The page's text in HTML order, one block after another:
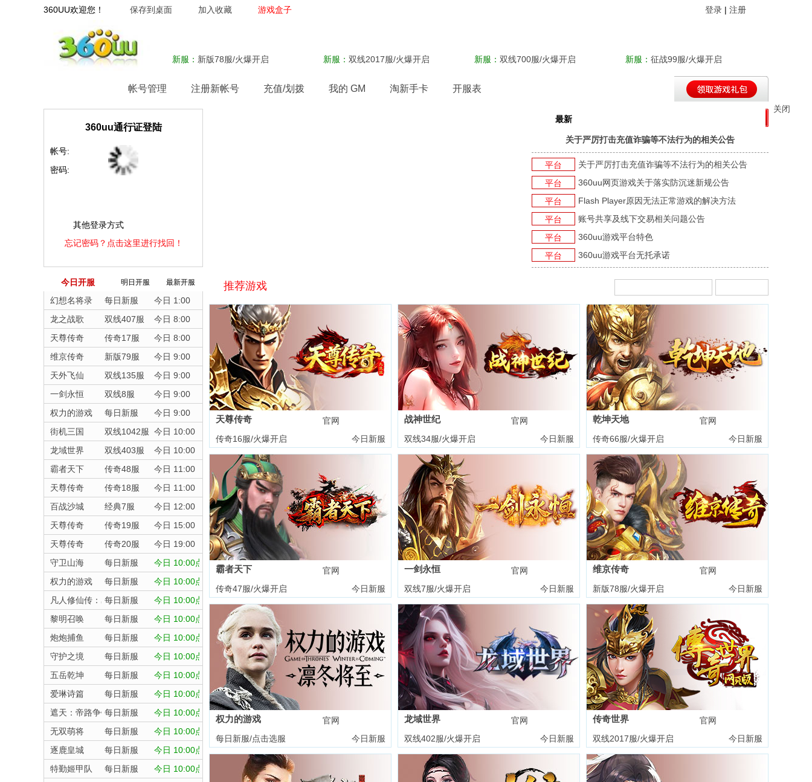
360UU欢迎您！ 保存到桌面 加入收藏 游戏盒子 登录 | 注册
新服： 新版78服/火爆开启 新服： 双线2017服/火爆开启 新服： 双线700服/火爆开启 新服： 征战99服/火爆开启
帐号管理 注册新帐号 充值/划拨 我的 GM 淘新手卡 开服表
360uu通行证登陆
帐号:
密码:
其他登录方式
忘记密码？点击这里进行找回！
今日开服 明日开服 最新开服
幻想名将录 每日新服
今日 1:00
龙之战歌
双线407服
今日 8:00
天尊传奇
传奇17服
今日 8:00
维京传奇
新版79服
今日 9:00
天外飞仙
双线135服
今日 9:00
一剑永恒
双线8服
今日 9:00
权力的游戏
每日新服
今日 9:00
街机三国
双线1042服 今日 10:00
龙域世界
双线403服
今日 10:00
霸者天下
传奇48服
今日 11:00
天尊传奇
传奇18服
今日 11:00
百战沙城
经典7服
今日 12:00
天尊传奇
传奇19服
今日 15:00
天尊传奇
传奇20服
今日 19:00
守卫山海
每日新服
今日 10:00点
权力的游戏
每日新服
今日 10:00点
凡人修仙传：星海飞驰
每日新服
今日 10:00点
黎明召唤
每日新服
今日 10:00点
炮炮捕鱼
每日新服
今日 10:00点
守护之境
每日新服
今日 10:00点
五岳乾坤
每日新服
今日 10:00点
爱琳诗篇
每日新服
今日 10:00点
遮天：帝路争锋每日新服
今日 10:00点
无双萌将
每日新服
今日 10:00点
逐鹿皇城
每日新服
今日 10:00点
特勤姬甲队
每日新服
今日 10:00点
最新
关于严厉打击充值诈骗等不法行为的相关公告
平台
关于严厉打击充值诈骗等不法行为的相关公告
平台
360uu网页游戏关于落实防沉迷新规公告
平台
Flash Player原因无法正常游戏的解决方法
平台
账号共享及线下交易相关问题公告
平台
360uu游戏平台特色
平台
360uu游戏平台无托承诺
推荐游戏
天尊传奇 官网
今日新服
传奇16服/火爆开启
战神世纪 官网
今日新服
双线34服/火爆开启
乾坤天地 官网
今日新服
传奇66服/火爆开启
霸者天下 官网
今日新服
传奇47服/火爆开启
一剑永恒 官网
今日新服
双线7服/火爆开启
维京传奇 官网
今日新服
新版78服/火爆开启
权力的游戏 官网
今日新服
每日新服/点击选服
龙域世界 官网
今日新服
双线402服/火爆开启
传奇世界 官网
今日新服
双线2017服/火爆开启